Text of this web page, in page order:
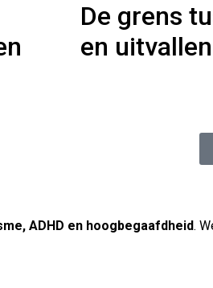
De grens
en
ADHD en hoogbegaafdheid.